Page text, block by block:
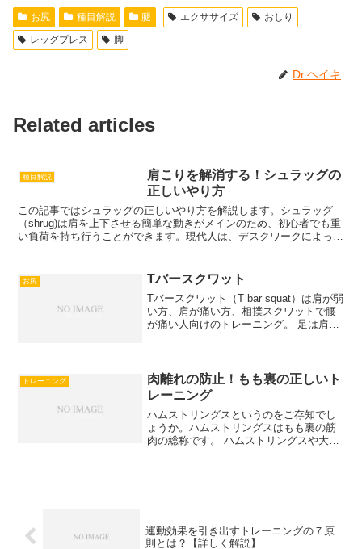
お尻 種目解説 腿 エクササイズ
おしり
レッグプレス
脚
Dr.ヘイキ
Related articles
種目解説
肩こりを解消する！シュラッグの
正しいやり方
この記事ではシュラッグの正しいやり方を解説します。シュラッグ
（shrug)は肩を上下させる簡単な動きがメインのため、初心者でも重
い負荷を持ち行うことができます。現代人は、デスクワークによって
お尻 Tバースクワット
Tバースクワット（T bar squat）は肩が弱
い方、肩が痛い方、相撲スクワットで腰
が痛い人向けのトレーニング。 足は肩幅
トレーニング
肉離れの防止！もも裏の正しいト
レーニング
ハムストリングスというのをご存知でし
ょうか。ハムストリングスはもも裏の筋
肉の総称です。 ハムストリングスや大腿
運動効果を引き出すトレーニングの７原
則とは？【詳しく解説】